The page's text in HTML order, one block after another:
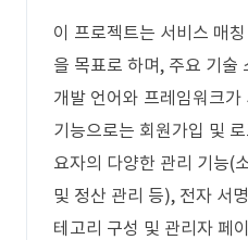
이 프로젝트는 서비스 매
을 목표로 하며, 주요 기술
개발 언어와 프레임워크
기능으로는 회원가입 및
요자의 다양한 관리 기능(
및 정산 관리 등), 전자 서
테고리 구성 및 관리자 페